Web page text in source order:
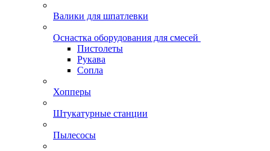
Валики для шпатлевки
Оснастка оборудования для смесей
Пистолеты
Рукава
Сопла
Хопперы
Штукатурные станции
Пылесосы